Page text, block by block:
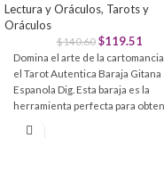
Lectura y Oráculos, Tarots y
Oráculos
$140.60 $119.51
Domina el arte de la
el Tarot Autentica Baraja Gitana
Espanola Dig. Esta baraja es la
herramienta perfecta para
complicaciones.